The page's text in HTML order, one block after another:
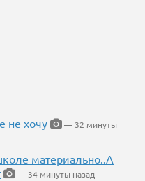
не хочу
— 32 минуты
материально..А
— 34 минуты назад